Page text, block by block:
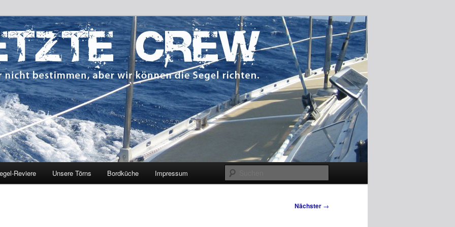
aber wir können die Segel richten.
Reviere Unsere Törns Bordküche Impressum
Nächster →